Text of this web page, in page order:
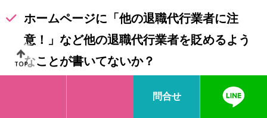
ホームページに「他の退職代行業者に注
意！」など他の退職代行業者を貶めるよう
なことが書いてないか？
公式ホームページに他の退職代行サービスを貶める
問合せ